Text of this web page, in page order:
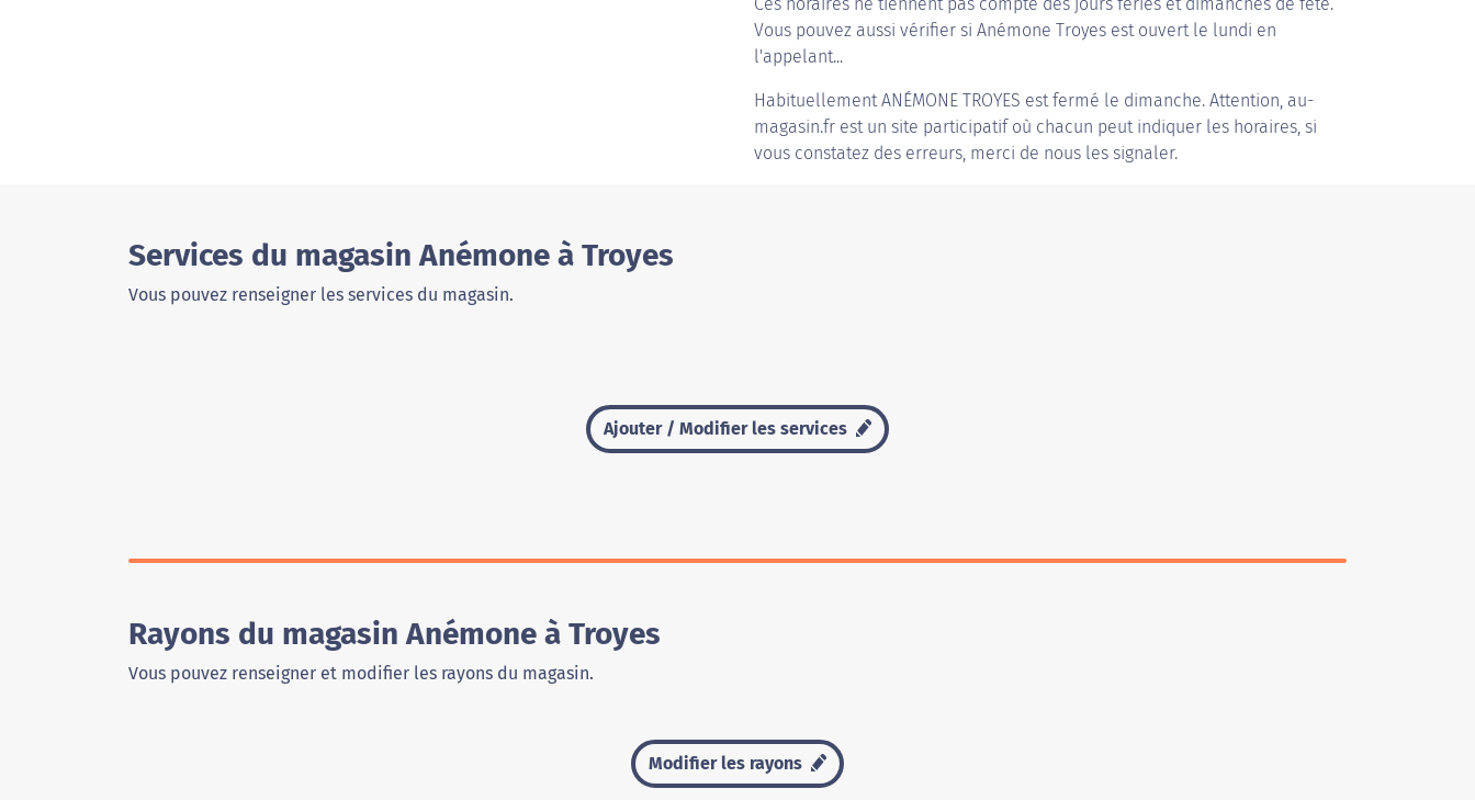
Vous pouvez aussi vérifier si Anémone Troyes est ouvert le lundi en
l'appelant...
HabituellementANÉMONE TROYES est fermé le dimanche. Attention, au-
magasin.fr est un site participatif où chacun peut indiquer les horaires, si
vous constatez des erreurs, merci de nous les signaler.
Services du magasin Anémone à Troyes
Vous pouvez renseigner les services du magasin.
Ajouter / Modifier les services
Rayons du magasin Anémone à Troyes
Vous pouvez renseigner et modifier les rayons du magasin.
Modifier les rayons